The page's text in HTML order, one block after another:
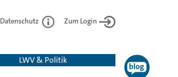
Datenschutz Zum Login
LWV & Politik